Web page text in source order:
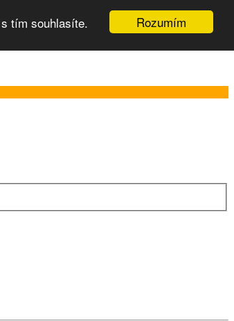
Rozumím
tím souhlasíte.